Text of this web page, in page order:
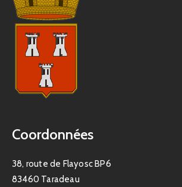
Coordonnées
38, route de Flayosc BP6
83460 Taradeau